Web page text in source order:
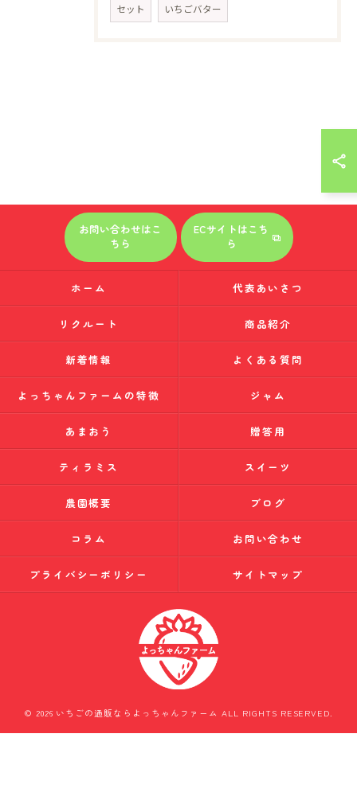
セット いちごバター
お問い合わせはこ
ちら
ECサイトはこち
ら
ホーム 代表あいさつ
リクルート 商品紹介
新着情報 よくある質問
よっちゃんファームの特徴 ジャム
あまおう 贈答用
ティラミス スイーツ
農園概要 ブログ
コラム お問い合わせ
プライバシーポリシー サイトマップ
© 2026 いちごの通販ならよっちゃんファーム ALL RIGHTS RESERVED.